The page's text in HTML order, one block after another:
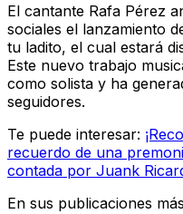
El cantante Rafa Pérez
sociales el lanzamiento
tu ladito, el cual estará
Este nuevo trabajo
como solista y ha
seguidores.
Te puede interesar:
recuerdo de una
contada por Juank
En sus publicaciones